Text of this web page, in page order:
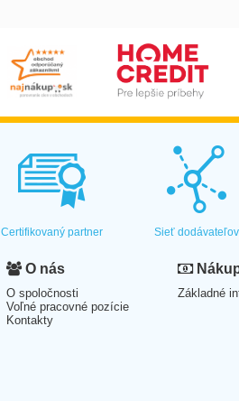
Certifikovaný partner Sieť dodávateľov
O nás
O spoločnosti
Voľné pracovné pozície
Kontakty
Základné